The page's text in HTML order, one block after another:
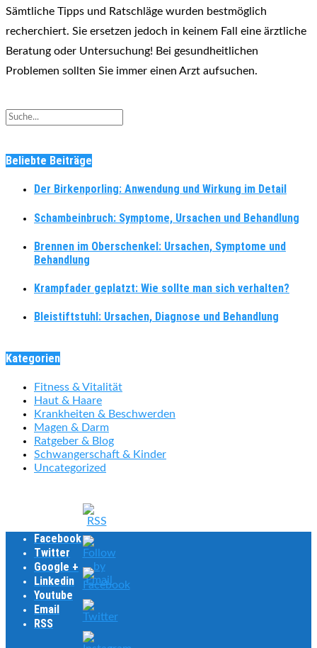
Sämtliche Tipps und Ratschläge wurden bestmöglich
recherchiert. Sie ersetzen jedoch in keinem Fall eine ärztliche
Beratung oder Untersuchung! Bei gesundheitlichen
Problemen sollten Sie immer einen Arzt aufsuchen.
Beliebte Beiträge
Der Birkenporling: Anwendung und Wirkung im Detail
Schambeinbruch: Symptome, Ursachen und Behandlung
Brennen im Oberschenkel: Ursachen, Symptome und
Behandlung
Krampfader geplatzt: Wie sollte man sich verhalten?
Bleistiftstuhl: Ursachen, Diagnose und Behandlung
Kategorien
Fitness & Vitalität
Haut & Haare
Krankheiten & Beschwerden
Magen & Darm
Ratgeber & Blog
Schwangerschaft & Kinder
Uncategorized
Facebook
Twitter
Google +
Linkedin
Youtube
Email
RSS